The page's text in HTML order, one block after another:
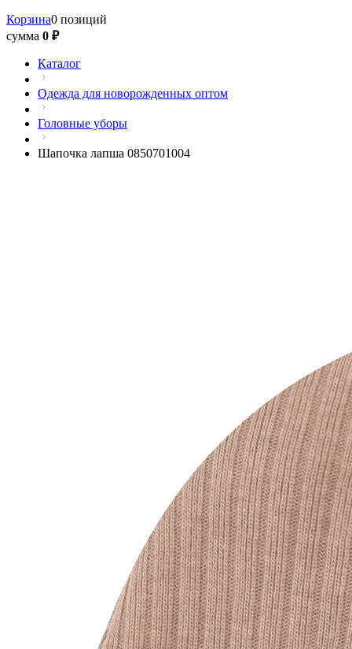
Корзина0 позиций
сумма 0 ₽
Каталог
Одежда для новорожденных оптом
Головные уборы
Шапочка лапша 0850701004